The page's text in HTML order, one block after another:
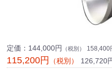
定価： 144,000円 （税別） 158,400
115,200円 （税別） 126,720